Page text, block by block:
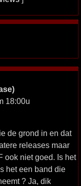
18:00u
de grond in en dat
releases maar
ook niet goed. Is het
het een band die
? Ja, dik